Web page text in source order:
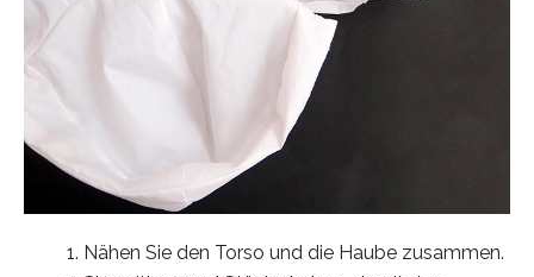
Nähen Sie den Torso und die Haube zusammen.